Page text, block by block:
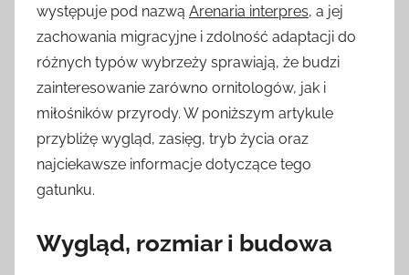
występuje pod nazwą Arenaria interpres, a jej
zachowania migracyjne i zdolność adaptacji do
różnych typów wybrzeży sprawiają, że budzi
zainteresowanie zarówno ornitologów, jak i
miłośników przyrody. W poniższym artykule
przybliżę wygląd, zasięg, tryb życia oraz
najciekawsze informacje dotyczące tego
gatunku.
Wygląd, rozmiar i budowa